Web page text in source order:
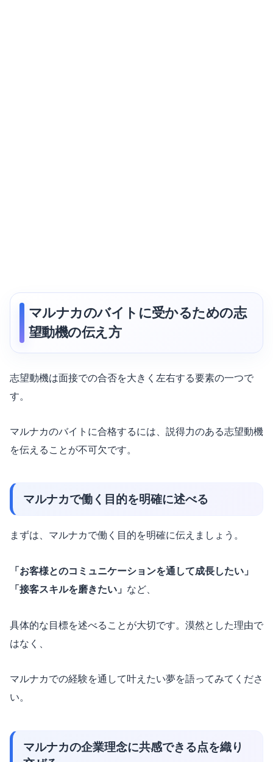
マルナカのバイトに受かるための志
望動機の伝え方
志望動機は面接での合否を大きく左右する要素の一つで
す。
マルナカのバイトに合格するには、説得力のある志望動機
を伝えることが不可欠です。
マルナカで働く目的を明確に述べる
まずは、マルナカで働く目的を明確に伝えましょう。
「お客様とのコミュニケーションを通して成長したい」
「接客スキルを磨きたい」 など、
具体的な目標を述べることが大切です。漠然とした理由で
はなく、
マルナカでの経験を通して叶えたい夢を語ってみてくださ
い。
マルナカの企業理念に共感できる点を織り